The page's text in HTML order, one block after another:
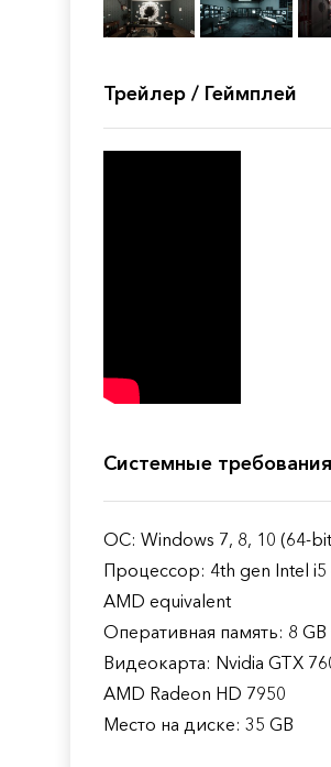
Трейлер / Геймплей
Системные требования
ОС: Windows 7, 8, 10 (64-
Процессор: 4th gen Intel i5
AMD equivalent
Оперативная память: 8
Видеокарта: Nvidia GTX
AMD Radeon HD 7950
Место на диске: 35 GB